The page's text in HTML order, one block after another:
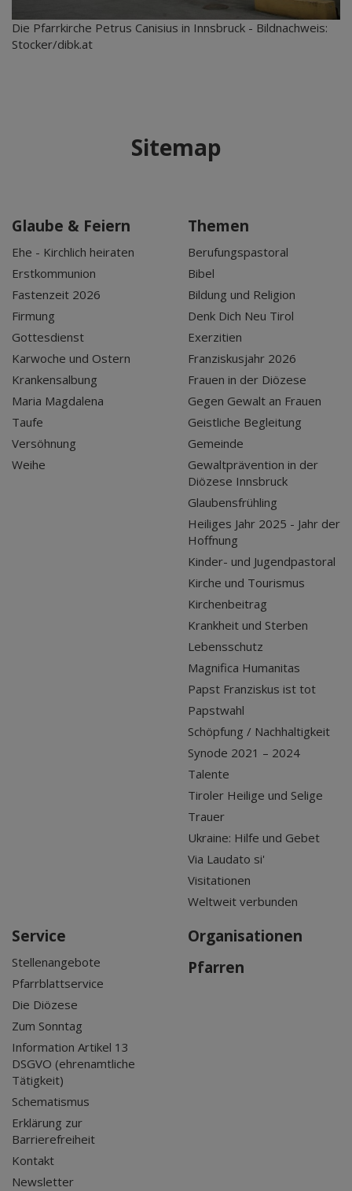
Die Pfarrkirche Petrus Canisius in Innsbruck - Bildnachweis:
Stocker/dibk.at
Sitemap
Glaube & Feiern
Ehe - Kirchlich heiraten
Erstkommunion
Fastenzeit 2026
Firmung
Gottesdienst
Karwoche und Ostern
Krankensalbung
Maria Magdalena
Taufe
Versöhnung
Weihe
Themen
Berufungspastoral
Bibel
Bildung und Religion
Denk Dich Neu Tirol
Exerzitien
Franziskusjahr 2026
Frauen in der Diözese
Gegen Gewalt an Frauen
Geistliche Begleitung
Gemeinde
Gewaltprävention in der
Diözese Innsbruck
Glaubensfrühling
Heiliges Jahr 2025 - Jahr der
Hoffnung
Kinder- und Jugendpastoral
Kirche und Tourismus
Kirchenbeitrag
Krankheit und Sterben
Lebensschutz
Magnifica Humanitas
Papst Franziskus ist tot
Papstwahl
Schöpfung / Nachhaltigkeit
Synode 2021 – 2024
Talente
Tiroler Heilige und Selige
Trauer
Ukraine: Hilfe und Gebet
Via Laudato si'
Visitationen
Weltweit verbunden
Service
Stellenangebote
Pfarrblattservice
Die Diözese
Zum Sonntag
Information Artikel 13
DSGVO (ehrenamtliche
Tätigkeit)
Schematismus
Erklärung zur
Barrierefreiheit
Kontakt
Newsletter
Organisationen
Pfarren